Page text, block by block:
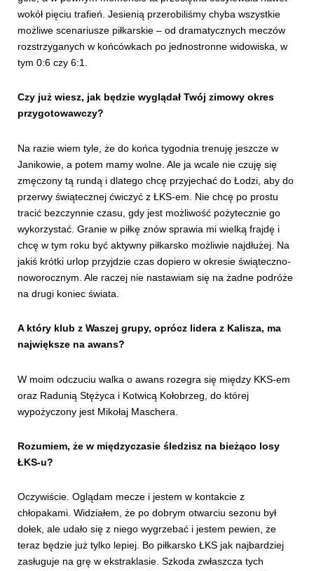
wokół pięciu trafień. Jesienią przerobiliśmy chyba wszystkie
możliwe scenariusze piłkarskie – od dramatycznych meczów
rozstrzyganych w końcówkach po jednostronne widowiska, w
tym 0:6 czy 6:1.
Czy już wiesz, jak będzie wyglądał Twój zimowy okres
przygotowawczy?
Na razie wiem tyle, że do końca tygodnia trenuję jeszcze w
Janikowie, a potem mamy wolne. Ale ja wcale nie czuję się
zmęczony tą rundą i dlatego chcę przyjechać do Łodzi, aby do
przerwy świątecznej ćwiczyć z ŁKS-em. Nie chcę po prostu
tracić bezczynnie czasu, gdy jest możliwość pożytecznie go
wykorzystać. Granie w piłkę znów sprawia mi wielką frajdę i
chcę w tym roku być aktywny piłkarsko możliwie najdłużej. Na
jakiś krótki urlop przyjdzie czas dopiero w okresie świąteczno-
noworocznym. Ale raczej nie nastawiam się na żadne podróże
na drugi koniec świata.
A który klub z Waszej grupy, oprócz lidera z Kalisza, ma
największe na awans?
W moim odczuciu walka o awans rozegra się między KKS-em
oraz Radunią Stężyca i Kotwicą Kołobrzeg, do której
wypożyczony jest Mikołaj Maschera.
Rozumiem, że w międzyczasie śledzisz na bieżąco losy
ŁKS-u?
Oczywiście. Oglądam mecze i jestem w kontakcie z
chłopakami. Widziałem, że po dobrym otwarciu sezonu był
dołek, ale udało się z niego wygrzebać i jestem pewien, że
teraz będzie już tylko lepiej. Bo piłkarsko ŁKS jak najbardziej
zasługuje na grę w ekstraklasie. Szkoda zwłaszcza tych